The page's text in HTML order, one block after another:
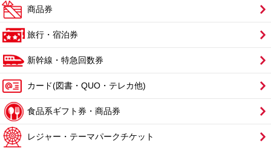
商品券
旅行・宿泊券
新幹線・特急回数券
カード(図書・QUO・テレカ他)
食品系ギフト券・商品券
レジャー・テーマパークチケット